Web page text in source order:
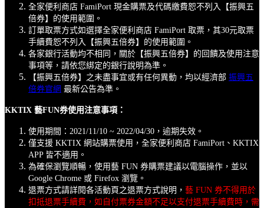
全家便利商店 FamiPort 現金購票及代碼繳費恕不列入【振興五
倍券】的使用範圍。
訂單取票方式如選擇全家便利商店 FamiPort 取票，其30元取票
手續費恕不列入【振興五倍券】的使用範圍。
各家銀行活動均不相同，關於【振興五倍券】的回饋及使用注意
事項等，請依您綁定的銀行說明為準。
【振興五倍券】之未盡事宜或有任何異動，均以經濟部 振興五
倍券官網 最新公告為準。
KKTIX 藝FUN券使用注意事項：
使用期間：2021/11/10 ~ 2022/04/30，逾期失效。
僅支援 KKTIX 網站購票使用，全家便利商店 FamiPort、KKTIX
APP 皆不適用。
為確保瀏覽順暢，使用藝 FUN 券購票建議以電腦操作，並以
Google Chrome 或 Firefox 瀏覽。
退票方式請詳閱各活動頁之退票方式說明， 藝 FUN 券不得用於
扣抵退票手續費，如自付票券金額不足以支付退票手續費時，需